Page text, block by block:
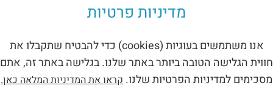
מדיניות פרטיות
אנו משתמשים בעוגיות (cookies) כדי להבטיח שתקבלו את
חווית הגלישה הטובה ביותר באתר שלנו. בגלישה באתר זה, אתם
מסכימים למדיניות הפרטיות שלנו. קראו את המדיניות המלאה כאן.